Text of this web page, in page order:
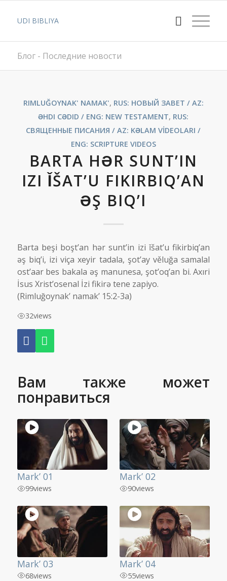
UDI BIBLIYA
Блог - Последние новости
RIMLUĞOYNAK' NAMAK', RUS: НОВЫЙ ЗАВЕТ / AZ:
ƏHDI CƏDID / ENG: NEW TESTAMENT, RUS:
СВЯЩЕННЫЕ ПИСАНИЯ / AZ: KƏLAM VİDEOLARI /
ENG: SCRIPTURE VIDEOS
BARTA HƏR SUNT’IN
IZI ǏŠAT’U FIKIRBIQ’AN
ƏŞ BIQ’I
Barta beşi boşt’an hər sunt’in izi ǐšat’u fikirbiq’an
əş biq’i, izi viça xeyir tadala, şot’ay věluğa samalal
ost’aar bes bakala əş manunesa, şot’oq’an bi. Axıri
İsus Xrist’osenal İzi fikirə tene zapiyo.
(Rimluğoynak’ namak’ 15:2-3a)
32views
Вам также может
понравиться
Mark’ 01
99views
Mark’ 02
90views
Mark’ 03
68views
Mark’ 04
55views